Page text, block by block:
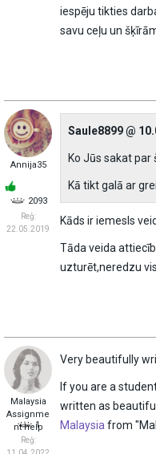
iespēju tikties
savu ceļu un
Annija35
2093
Reģ:
22.05.2019
Saule8899 @
Ko Jūs sakat par
Kā tikt galā ar
Kāds ir iemesls
Tāda veida
uzturēt,neredzu
Malaysia
Assignme
nt help
1
Reģ:
Very beautifully
If you are a
written as
Malaysiafrom